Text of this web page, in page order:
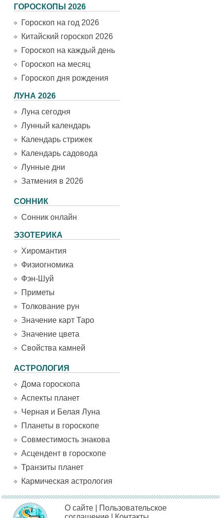
ГОРОСКОПЫ 2026
Гороскоп на год 2026
Китайский гороскоп 2026
Гороскоп на каждый день
Гороскоп на месяц
Гороскоп дня рождения
ЛУНА 2026
Луна сегодня
Лунный календарь
Календарь стрижек
Календарь садовода
Лунные дни
Затмения в 2026
СОННИК
Сонник онлайн
ЭЗОТЕРИКА
Хиромантия
Физиогномика
Фэн-Шуй
Приметы
Толкование рун
Значение карт Таро
Значение цвета
Свойства камней
АСТРОЛОГИЯ
Дома гороскопа
Аспекты планет
Черная и Белая Луна
Планеты в гороскопе
Совместимость знакова
Асцендент в гороскопе
Транзиты планет
Кармическая астрология
О сайте
Пользовательское